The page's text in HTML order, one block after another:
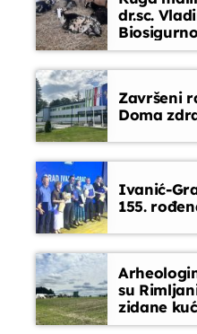
Djeca i
dr.sc.
Završeni
Doma
Ivanić-
155.
su
zidane
oslikanim